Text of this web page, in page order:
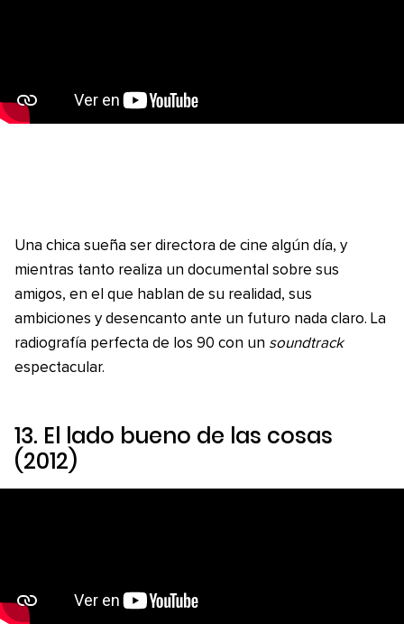
Una chica sueña ser directora de cine algún día, y
mientras tanto realiza un documental sobre sus
amigos, en el que hablan de su realidad, sus
ambiciones y desencanto ante un futuro nada claro. La
radiografía perfecta de los 90 con un soundtrack
espectacular.
13. El lado bueno de las cosas
(2012)